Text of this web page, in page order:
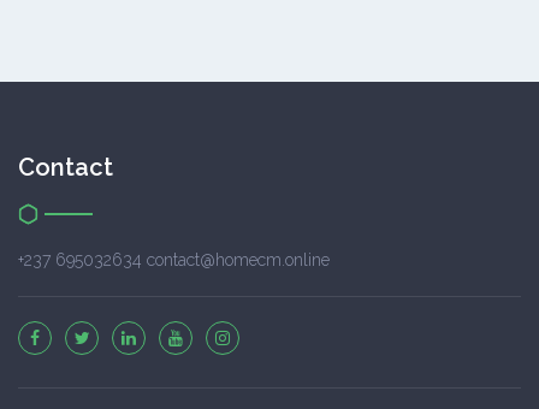
Contact
+237 695032634 contact@homecm.online